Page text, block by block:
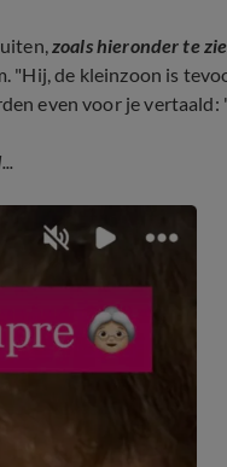
zoals hieronder te
"Hij, de kleinzoon is
even voor je